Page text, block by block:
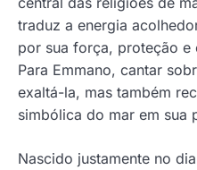
traduz a energia
por sua força, proteção
Para Emmano, cantar
exaltá-la, mas também
simbólica do mar em sua
Nascido justamente no